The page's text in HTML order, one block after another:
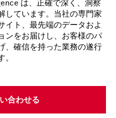
は、正確で深く、洞察
しています。当社の専門家
イト、最先端のデータおよ
ンをお届けし、お客様のパ
、確信を持った業務の遂行
。
合わせる